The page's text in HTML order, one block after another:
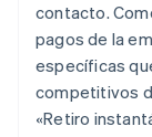
contacto.
pagos de la
específicas
competitivos
«Retiro